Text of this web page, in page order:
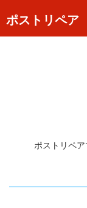
ポストリペア
ポストリペ